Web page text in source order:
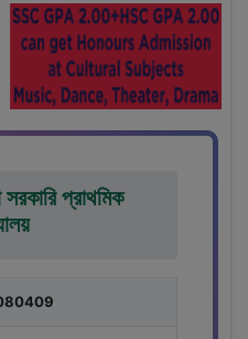
সরকারি প্রাথমিক